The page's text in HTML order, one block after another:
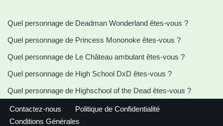
Quel personnage de Deadman Wonderland êtes-vous ?
Quel personnage de Princess Mononoke êtes-vous ?
Quel personnage de Le Château ambulant êtes-vous ?
Quel personnage de High School DxD êtes-vous ?
Quel personnage de Highschool of the Dead êtes-vous ?
Contactez-nous
Politique de Confidentialité
Conditions Générales